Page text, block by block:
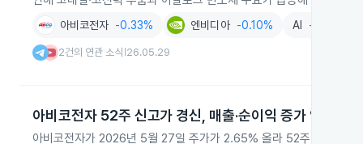
아비코전자 -0.33% 엔비디아 -0.10% AI -1.29%
2건의 연관 소식 26.05.29
아비코전자 52주 신고가 경신, 매출·순이익 증가 영향
아비코전자가 2026년 5월 27일 주가가 2.65% 올라 52주 신고가를